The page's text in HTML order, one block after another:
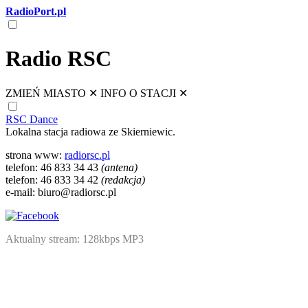
RadioPort.pl
Radio RSC
ZMIEŃ MIASTO ✕ INFO O STACJI ✕
RSC Dance
Lokalna stacja radiowa ze Skierniewic.
strona www: radiorsc.pl
telefon: 46 833 34 43 (antena)
telefon: 46 833 34 42 (redakcja)
e-mail: biuro@radiorsc.pl
Aktualny stream: 128kbps MP3